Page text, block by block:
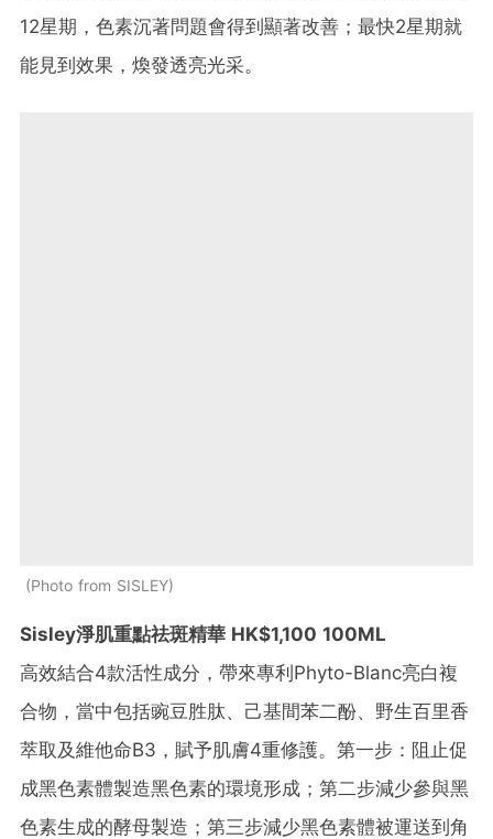
12星期，色素沉著問題會得到顯著改善；最快2星期就
能見到效果，煥發透亮光采。
Photo from SISLEY
Sisley淨肌重點祛斑精華 HK$1,100 100ML
高效結合4款活性成分，帶來專利Phyto-Blanc亮白複
合物，當中包括豌豆胜肽、己基間苯二酚、野生百里香
萃取及維他命B3，賦予肌膚4重修護。第一步：阻止促
成黑色素體製造黑色素的環境形成；第二步減少參與黑
色素生成的酵母製造；第三步減少黑色素體被運送到角